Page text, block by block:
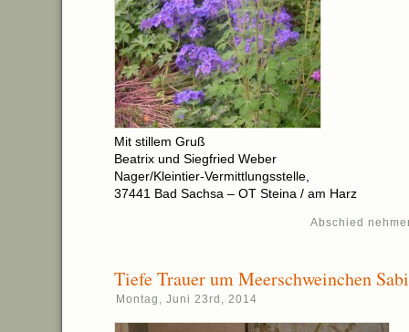
Mit stillem Gruß
Beatrix und Siegfried Weber
Nager/Kleintier-Vermittlungsstelle,
37441 Bad Sachsa – OT Steina / am Harz
Abschied
Tiefe Trauer um Meerschweinchen
Montag, Juni 23rd, 2014